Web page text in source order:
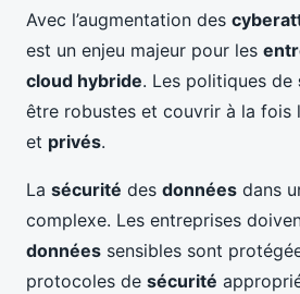
Avec l’augmentation des
est un enjeu majeur pour les
cloud hybride. Les politiques de
être robustes et couvrir à la fois
et privés.
La sécurité des données dans
complexe. Les entreprises
données sensibles sont
protocoles de sécurité